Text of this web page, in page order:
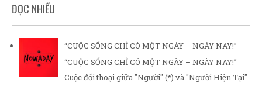
ĐỌC NHIỀU
“CUỘC SỐNG CHỈ CÓ MỘT NGÀY – NGÀY NAY!”
“CUỘC SỐNG CHỈ CÓ MỘT NGÀY – NGÀY NAY!”
Cuộc đối thoại giữa "Người" (*) và "Người Hiện Tại"